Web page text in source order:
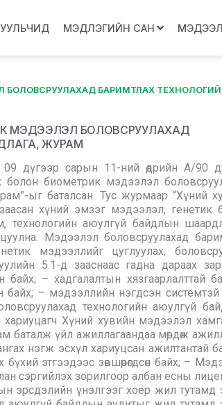
МЭДЛЭГИЙН САН
БАРИМТЛАХ
МЭДЭЭЛЭЛ БОЛОВСРУУЛАХАД
ЖУРАМ
дүгээр сарын 11-ний өдрийн А/90
биометрик мэдээлэл
ыг баталсан. Тус журмаар “Хүний
хүний эмзэг мэдээлэл, генетик
технологийн аюулгүй байдлын
Мэдээлэл боловсруулахад
мэдээллийг цуглуулах,
5.1-д зааснаас гадна дараах
– хадгалалтын хязгаарлалттай
байх; – мэдээллийн нэгдсэн системтэй
технологийн аюулгүй
Хүний хувийн мэдээлэл
баталж үйл ажиллагаандаа мөрдөж
нэгж эсхүл хариуцсан ажилтантай
этгээдээс зөвшөөрөгдсөн байх; –
сэргийлэх зорилгоор албан ёсны
эрсдэлийн үнэлгээг хоёр жил тутамд